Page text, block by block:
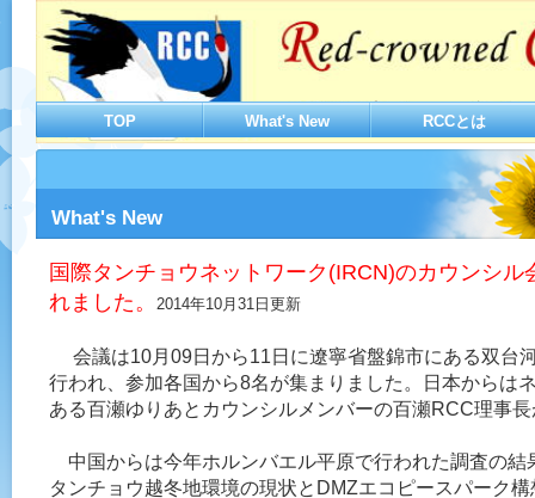
TOP What's New RCCとは
What's New
国際タンチョウネットワーク(IRCN)のカウンシル
れました。
2014年10月31日更新
会議は10月09日から11日に遼寧省盤錦市にある双台
行われ、参加各国から8名が集まりました。日本からは
ある百瀬ゆりあとカウンシルメンバーの百瀬RCC理事
中国からは今年ホルンバエル平原で行われた調査の結
タンチョウ越冬地環境の現状とDMZエコピースパーク